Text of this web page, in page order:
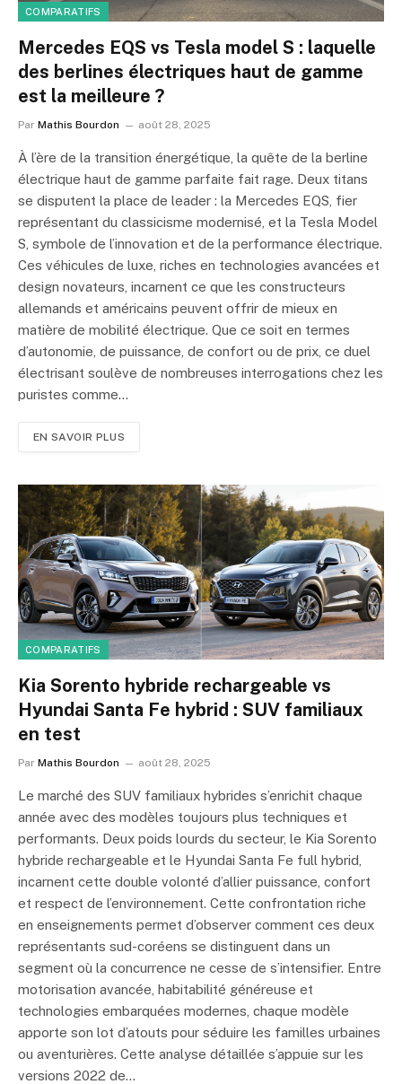
COMPARATIFS
Mercedes EQS vs Tesla model S : laquelle
des berlines électriques haut de gamme
est la meilleure ?
Par Mathis Bourdon août 28, 2025
À l’ère de la transition énergétique, la quête de la berline
électrique haut de gamme parfaite fait rage. Deux titans
se disputent la place de leader : la Mercedes EQS, fier
représentant du classicisme modernisé, et la Tesla Model
S, symbole de l’innovation et de la performance électrique.
Ces véhicules de luxe, riches en technologies avancées et
design novateurs, incarnent ce que les constructeurs
allemands et américains peuvent offrir de mieux en
matière de mobilité électrique. Que ce soit en termes
d’autonomie, de puissance, de confort ou de prix, ce duel
électrisant soulève de nombreuses interrogations chez les
puristes comme…
EN SAVOIR PLUS
COMPARATIFS
Kia Sorento hybride rechargeable vs
Hyundai Santa Fe hybrid : SUV familiaux
en test
Par Mathis Bourdon août 28, 2025
Le marché des SUV familiaux hybrides s’enrichit chaque
année avec des modèles toujours plus techniques et
performants. Deux poids lourds du secteur, le Kia Sorento
hybride rechargeable et le Hyundai Santa Fe full hybrid,
incarnent cette double volonté d’allier puissance, confort
et respect de l’environnement. Cette confrontation riche
en enseignements permet d’observer comment ces deux
représentants sud-coréens se distinguent dans un
segment où la concurrence ne cesse de s’intensifier. Entre
motorisation avancée, habitabilité généreuse et
technologies embarquées modernes, chaque modèle
apporte son lot d’atouts pour séduire les familles urbaines
ou aventurières. Cette analyse détaillée s’appuie sur les
versions 2022 de…